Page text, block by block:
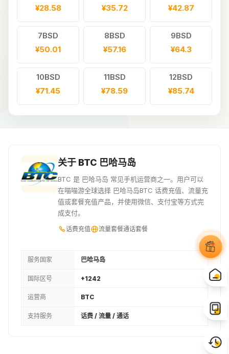
¥28.58
¥35.72
¥42.87
7BSD
¥50.01
8BSD
¥57.16
9BSD
¥64.3
10BSD
¥71.45
11BSD
¥78.59
12BSD
¥85.74
16BSD
¥114.32
17BSD
¥121.46
¥128.61
19BSD
¥135.75
20BSD
21BSD
¥157.11
¥164.26
26BSD
¥185.69
关于 BTC 巴哈马岛
BTC 是 巴哈马岛 常见手机运营商之一。用户可以
在喵喵游全球选择 巴哈马岛BTC 话费充值、流量充
值或套餐充值产品，并使用微信、支付宝等方式完
成支付。
话费充值 流量套餐通话套餐
服务国家 巴哈马岛
国际区号 +1242
运营商 BTC
支持服务 话费 / 流量 / 通话